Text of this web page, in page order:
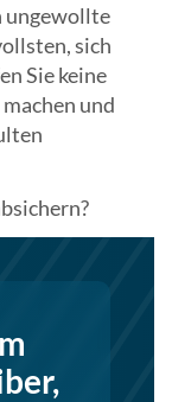
ungewollte
sich
Sie keine
und